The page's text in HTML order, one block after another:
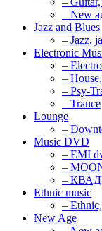
– New
Jazz and Blues
– Jazz,
Electronic
–
–
– Psy-
– Trance
Lounge
–
Music DVD
– EMI
–
–
Ethnic music
–
New Age